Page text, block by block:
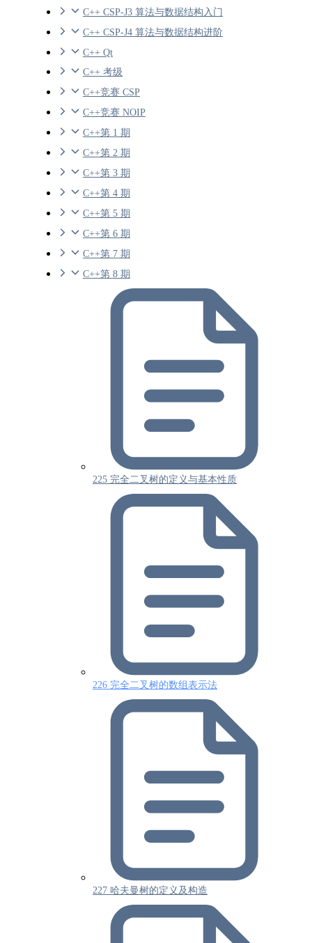
C++ CSP-J3 算法与数据结构入门
C++ CSP-J4 算法与数据结构进阶
C++ Qt
C++ 考级
C++竞赛 CSP
C++竞赛 NOIP
C++第 1 期
C++第 2 期
C++第 3 期
C++第 4 期
C++第 5 期
C++第 6 期
C++第 7 期
C++第 8 期
225 完全二叉树的定义与基本性质
226 完全二叉树的数组表示法
227 哈夫曼树的定义及构造